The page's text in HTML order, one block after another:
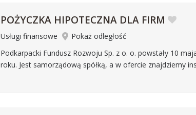
POŻYCZKA HIPOTECZNA DLA FIRM
Usługi finansowe
Pokaż odległość
Podkarpacki Fundusz Rozwoju Sp. z o. o. powstały 10
roku. Jest samorządową spółką, a w ofercie znajdziemy